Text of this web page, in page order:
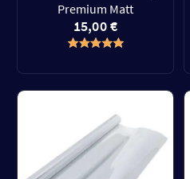
Premium Matt
15,00 €